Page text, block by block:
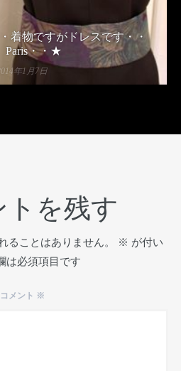
着物ですがドレスです・・
Paris・・★
年1月7日
トを残す
ることはありません。 ※ が付い
は必須項目です
コメント ※